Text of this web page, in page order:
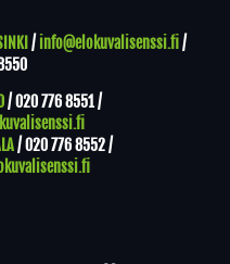
/ info@elokuvalisenssi.fi/
/020 776 8551/
/020 776 8552/